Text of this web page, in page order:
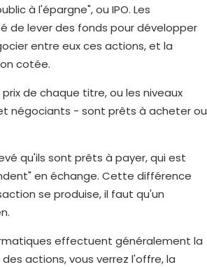
à l'épargne", ou IPO. Les
de lever des fonds pour développer
entre eux ces actions, et la
cotée.
de chaque titre, ou les niveaux
négociants - sont prêts à acheter ou
qu'ils sont prêts à payer, qui est
en échange. Cette différence
se produise, il faut qu'un
effectuent généralement la
actions, vous verrez l'offre, la